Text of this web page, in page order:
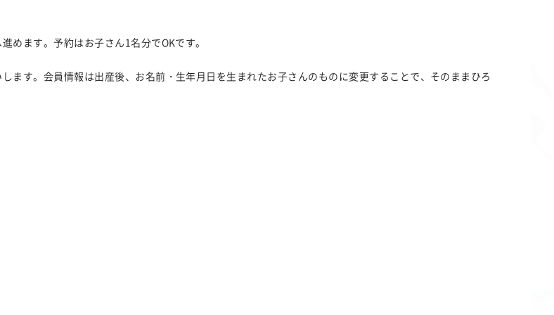
ます。予約はお子さん1名分でOKです。
す。会員情報は出産後、お名前・生年月日を生まれたお子さんのものに変更することで、そのままひろ